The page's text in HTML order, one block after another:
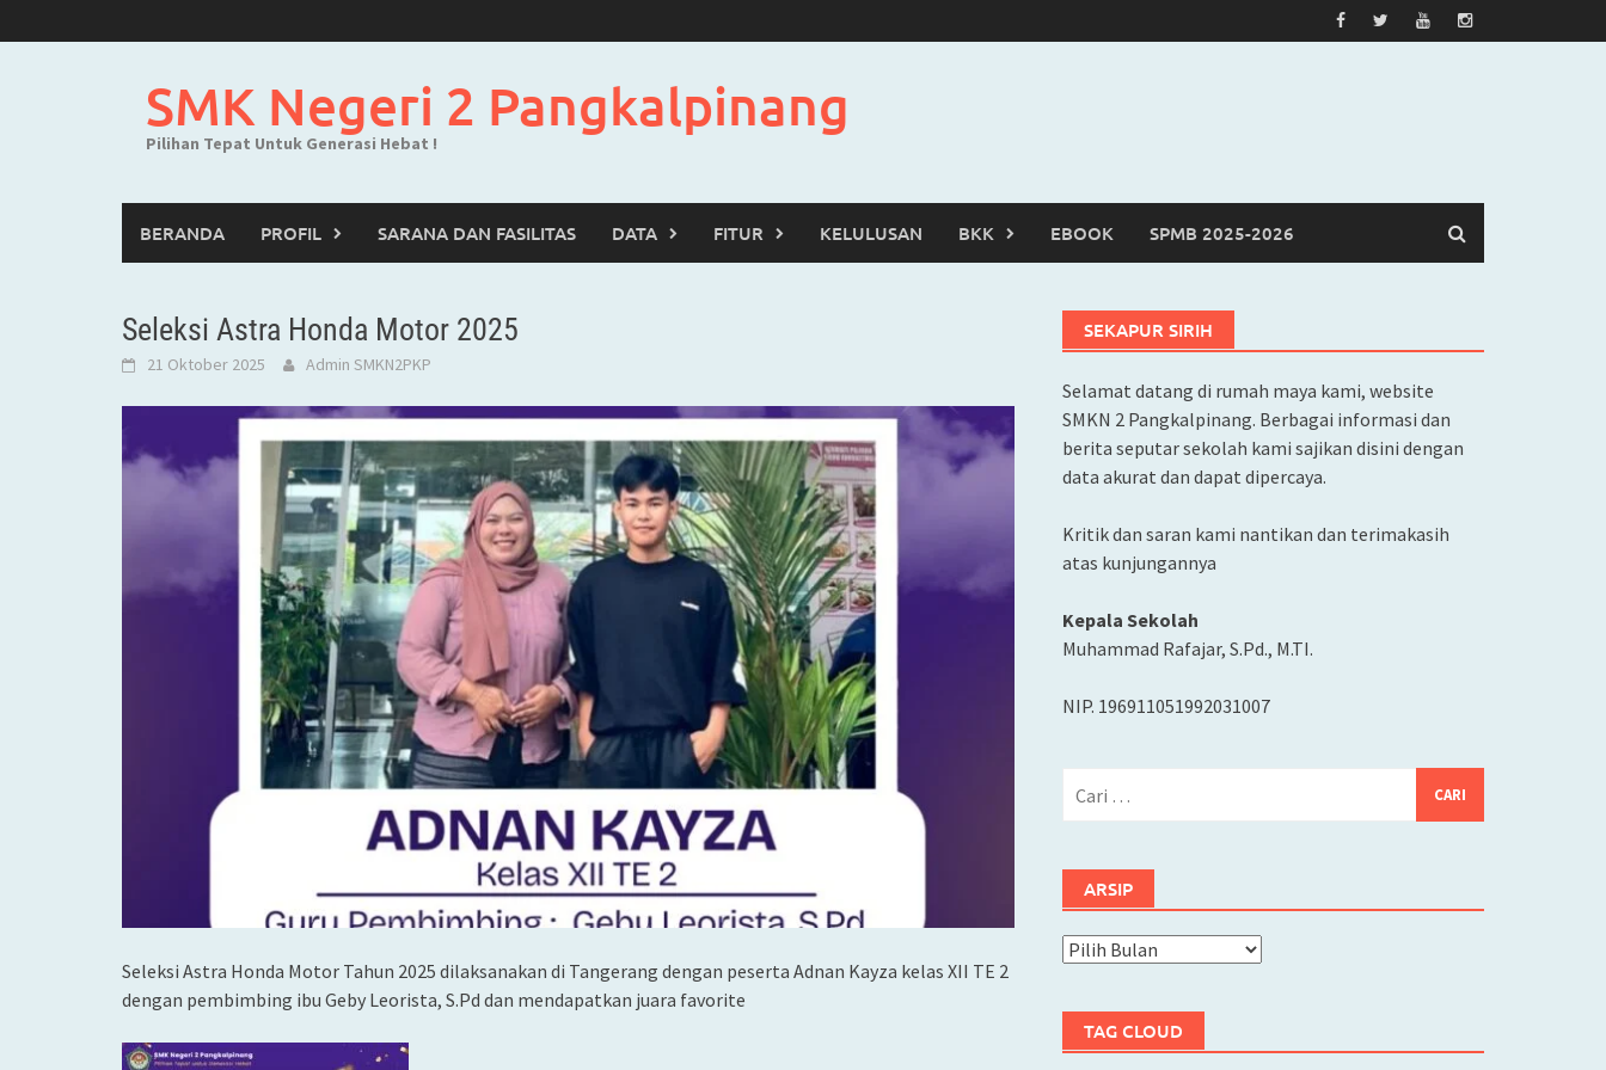
to
SMK Negeri 2 Pangkalpinang
Pilihan Tepat Untuk Generasi Hebat !
BERANDA PROFIL SARANA DAN FASILITAS DATA FITUR KELULUSAN BKK EBOOK SPMB 2025-2026
Seleksi Astra Honda Motor 2025
21 Oktober 2025 Admin SMKN2PKP
Seleksi Astra Honda Motor Tahun 2025 dilaksanakan di Tangerang dengan peserta Adnan Kayza kelas XII TE 2
dengan pembimbing ibu Geby Leorista, S.Pd dan mendapatkan juara favorite
SEKAPUR SIRIH
Selamat datang di rumah maya kami, website
SMKN 2 Pangkalpinang. Berbagai informasi dan
berita seputar sekolah kami sajikan disini dengan
data akurat dan dapat dipercaya.
Kritik dan saran kami nantikan dan terimakasih
atas kunjungannya
Kepala Sekolah
Muhammad Rafajar, S.Pd., M.TI.
NIP. 196911051992031007
ARSIP
Arsip
TAG CLOUD